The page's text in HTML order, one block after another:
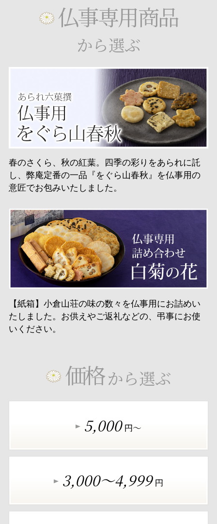
仏事専用商品
から選ぶ
春のさくら、秋の紅葉。四季の彩りをあられに託
し、弊庵定番の一品『をぐら山春秋』を仏事用の
意匠でお包みいたしました。
【紙箱】小倉山荘の味の数々を仏事用にお詰めい
たしました。お供えやご返礼などの、弔事にお使
いください。
価格から選ぶ
5,000 円～
3,000～4,999 円